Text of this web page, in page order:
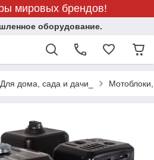
мировых брендов!
оборудование.
Для дома, сада и дачи_